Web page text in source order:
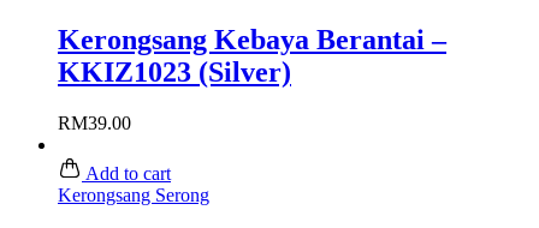
Kerongsang Kebaya Berantai –
KKIZ1023 (Silver)
RM39.00
Add to cart
Kerongsang Serong